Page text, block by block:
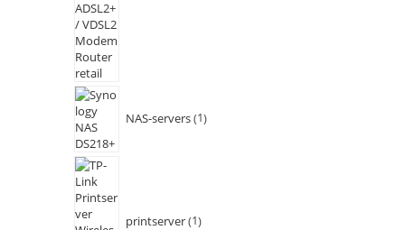
NAS-servers 1
printserver 1